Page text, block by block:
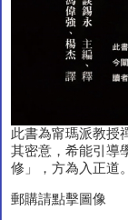
此書為甯瑪派教授
其密意，希能引導
修」，方為入正道。
郵購請點擊圖像